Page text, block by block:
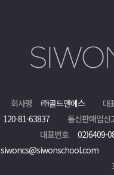
회사명 ㈜골드앤에스
대
120-81-63837
통신판매업신
대표번호
02)6409-
siwoncs@siwonschool.com